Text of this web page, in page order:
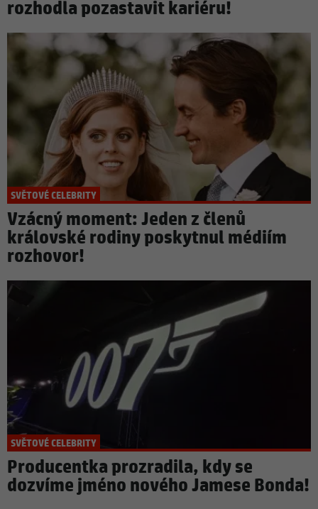
rozhodla pozastavit kariéru!
SVĚTOVÉ CELEBRITY
Vzácný moment: Jeden z členů
královské rodiny poskytnul médiím
rozhovor!
SVĚTOVÉ CELEBRITY
Producentka prozradila, kdy se
dozvíme jméno nového Jamese Bonda!